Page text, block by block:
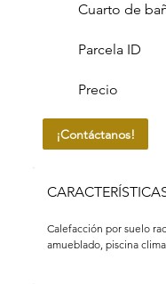
Cuarto de
Parcela ID
Precio
¡Contáctanos!
Calefacción por suelo
amueblado, piscina